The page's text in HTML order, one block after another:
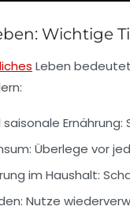
Wichtige
Leben
Ernährung:
Überlege vor
im Haushalt:
Nutze